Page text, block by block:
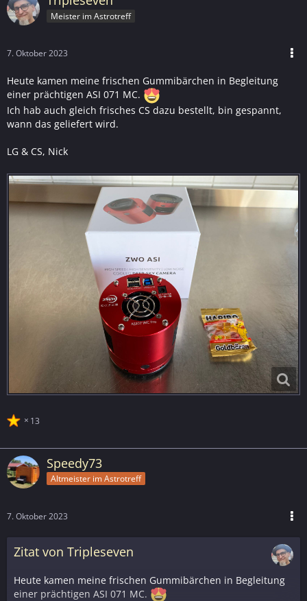
Meister im Astrotreff
7. Oktober 2023
Heute kamen meine frischen Gummibärchen in Begleitung
einer prächtigen ASI 071 MC.
Ich hab auch gleich frisches CS dazu bestellt, bin gespannt,
wann das geliefert wird.
LG & CS, Nick
13
Speedy73
Altmeister im Astrotreff
7. Oktober 2023
Zitat von Tripleseven
Heute kamen meine frischen Gummibärchen in Begleitung
einer prächtigen ASI 071 MC.